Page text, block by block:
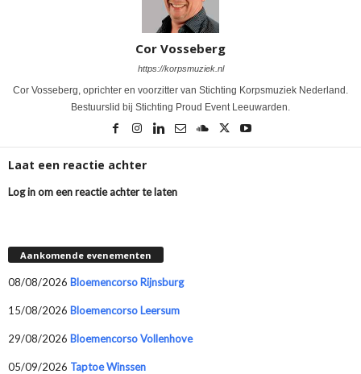
Cor Vosseberg
https://korpsmuziek.nl
Cor Vosseberg, oprichter en voorzitter van Stichting Korpsmuziek Nederland.
Bestuurslid bij Stichting Proud Event Leeuwarden.
Laat een reactie achter
Log in om een reactie achter te laten
Aankomende evenementen
08/08/2026 Bloemencorso Rijnsburg
15/08/2026 Bloemencorso Leersum
29/08/2026 Bloemencorso Vollenhove
05/09/2026 Taptoe Winssen